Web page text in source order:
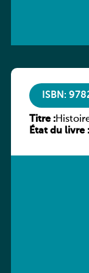
ISBN:
Titre :
État du livre :